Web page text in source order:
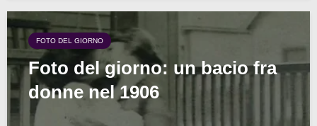
FOTO DEL GIORNO
Foto del giorno: un bacio fra
donne nel 1906